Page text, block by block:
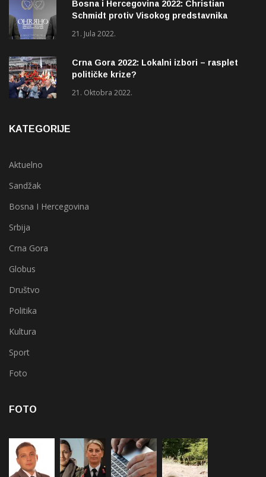
Bosna i Hercegovina 2022: Christian
Schmidt protiv Visokog predstavnika
21. Jula 2022.
Crna Gora 2022: Lokalni izbori – rasplet
političke krize?
21. Oktobra 2022.
KATEGORIJE
Aktuelno
Sandžak
Bosna I Hercegovina
Srbija
Crna Gora
Globus
Društvo
Politika
Kultura
Sport
Foto
FOTO